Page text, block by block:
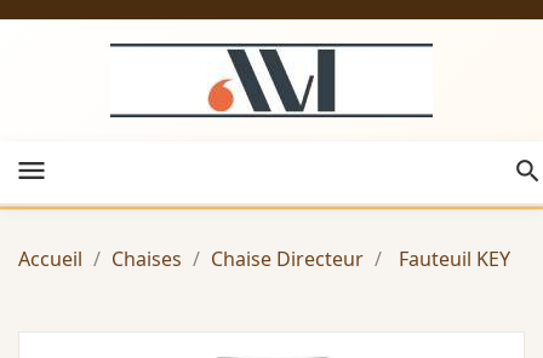
menu
Accueil Chaises Chaise Directeur Fauteuil KEY